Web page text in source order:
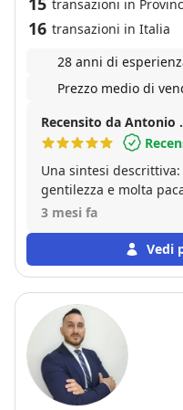
transazioni in
16 transazioni in Italia
28 anni di
Prezzo medio di
Recensito da Antonio
Una sintesi
gentilezza e molta
Alessandro sia da
3 mesi fa
Vedi